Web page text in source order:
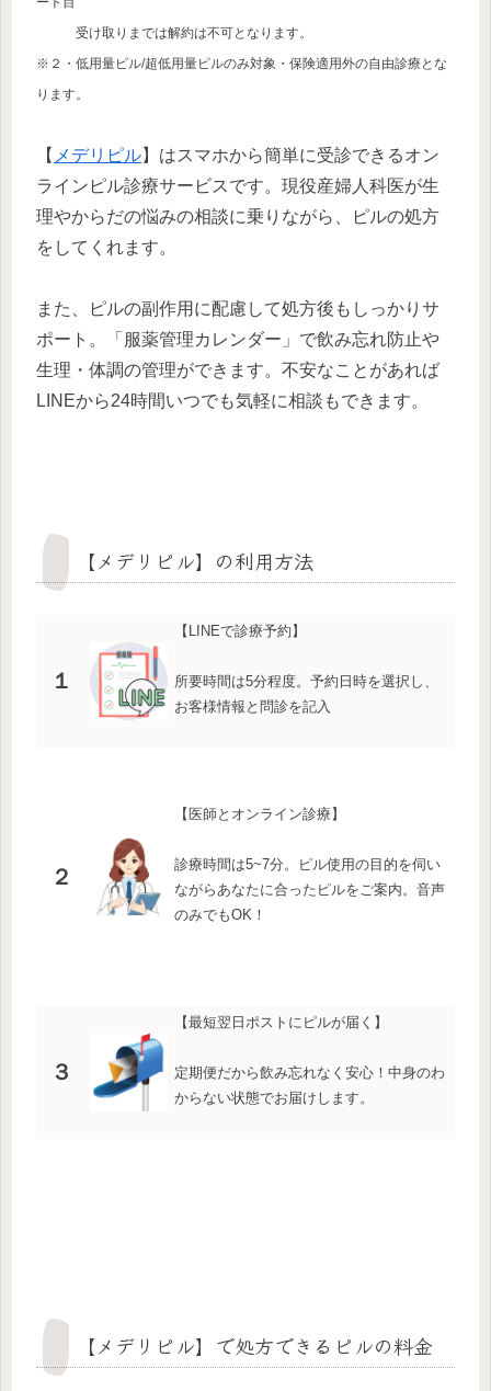
受け取りまでは解約は不可となります。
※２・低用量ピル/超低用量ピルのみ対象・保険適用外の自由診療とな
ります。
【 メデリピル】はスマホから簡単に受診できるオン
ラインピル診療サービスです。現役産婦人科医が生
理やからだの悩みの相談に乗りながら、ピルの処方
をしてくれます。
また、ピルの副作用に配慮して処方後もしっかりサ
ポート。「服薬管理カレンダー」で飲み忘れ防止や
生理・体調の管理ができます。不安なことがあれば
LINEから24時間いつでも気軽に相談もできます。
【メデリピル】の利用方法
１
【LINEで診療予約】
所要時間は5分程度。予約日時を選択し、
お客様情報と問診を記入
２
【医師とオンライン診療】
診療時間は5~7分。ピル使用の目的を伺い
ながらあなたに合ったピルをご案内。音声
のみでもOK！
３
【最短翌日ポストにピルが届く】
定期便だから飲み忘れなく安心！中身のわ
からない状態でお届けします。
【メデリピル】で処方できるピルの料金